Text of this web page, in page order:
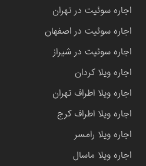
اجاره سوئیت در تهران
اجاره سوئیت در اصفهان
اجاره سوئیت در شیراز
اجاره ویلا کردان
اجاره ویلا اطراف تهران
اجاره ویلا اطراف کرج
اجاره ویلا رامسر
اجاره ویلا ماسال